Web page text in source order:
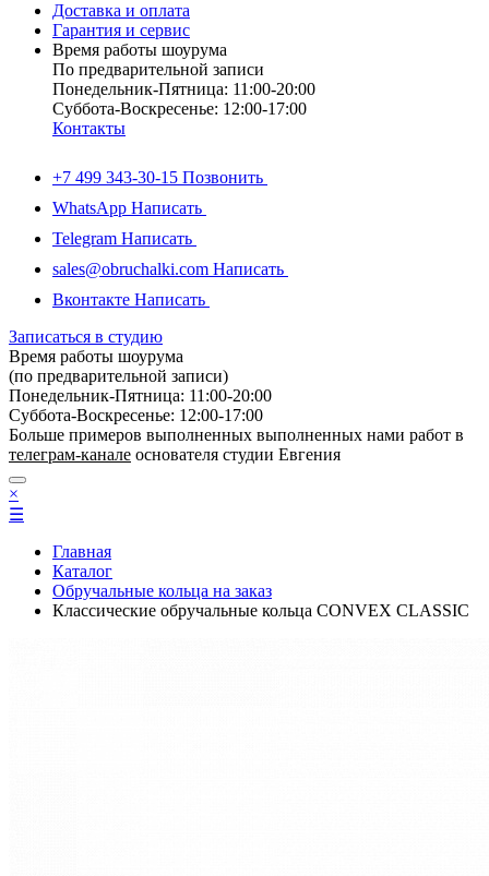
Доставка и оплата
Гарантия и сервис
Время работы шоурума
По предварительной записи
Понедельник-Пятница: 11:00-20:00
Суббота-Bоcкресенье: 12:00-17:00
Контакты
+7 499 343-30-15 Позвонить
WhatsApp Написать
Telegram Написать
sales@obruchalki.com Написать
Вконтакте Написать
Записаться в студию
Время работы шоурума
(по предварительной записи)
Понедельник-Пятница: 11:00-20:00
Суббота-Bоcкресенье: 12:00-17:00
Больше примеров выполненных выполненных нами работ в
телеграм-канале основателя студии Евгения
×
☰
Главная
Каталог
Обручальные кольца на заказ
Классические обручальные кольца CONVEX CLASSIC